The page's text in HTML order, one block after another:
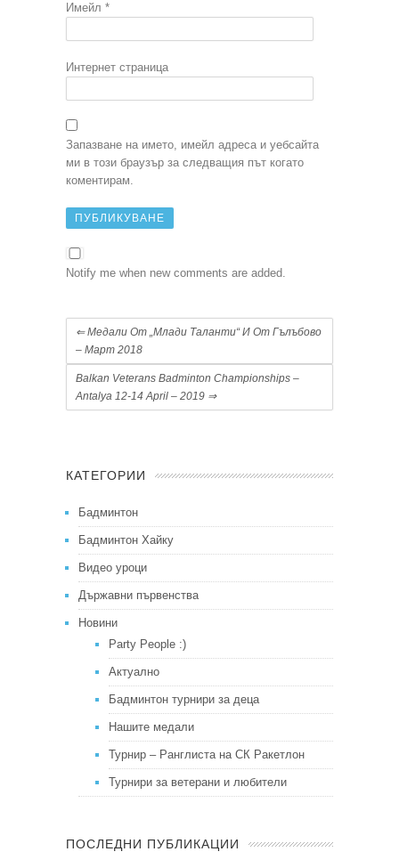
Имейл *
Интернет страница
Запазване на името, имейл адреса и уебсайта
ми в този браузър за следващия път когато
коментирам.
Notify me when new comments are added.
⇐Медали От „Млади Таланти“ И От Гълъбово
– Март 2018
Balkan Veterans Badminton Championships –
Antalya 12-14 April – 2019 ⇒
КАТЕГОРИИ
Бадминтон
Бадминтон Хайку
Видео уроци
Държавни първенства
Новини
Party People :)
Актуално
Бадминтон турнири за деца
Нашите медали
Турнир – Ранглиста на СК Ракетлон
Турнири за ветерани и любители
ПОСЛЕДНИ ПУБЛИКАЦИИ